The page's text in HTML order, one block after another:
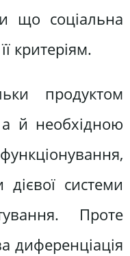
що соціальна
критеріям.
продуктом
й необхідною
системи
Проте
диференціація